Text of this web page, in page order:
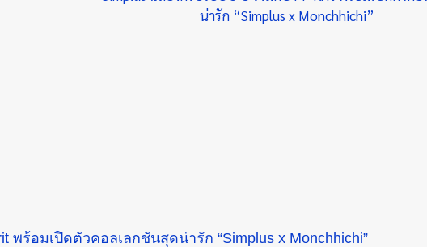
พร้อมเปิดตัวคอลเลกชันสุดน่ารัก “Simplus x Monchhichi”